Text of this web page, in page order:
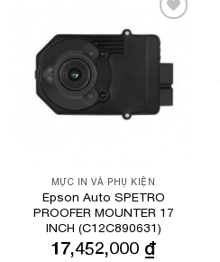
Add to
Wishlist
MỰC IN VÀ PHỤ KIỆN
Epson Auto SPETRO
PROOFER MOUNTER 17
INCH (C12C890631)
17,452,000 ₫